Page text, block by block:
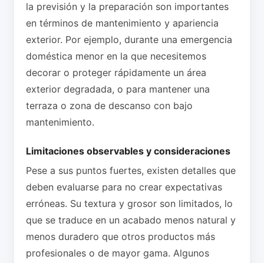
la previsión y la preparación son importantes
en términos de mantenimiento y apariencia
exterior. Por ejemplo, durante una emergencia
doméstica menor en la que necesitemos
decorar o proteger rápidamente un área
exterior degradada, o para mantener una
terraza o zona de descanso con bajo
mantenimiento.
Limitaciones observables y consideraciones
Pese a sus puntos fuertes, existen detalles que
deben evaluarse para no crear expectativas
erróneas. Su textura y grosor son limitados, lo
que se traduce en un acabado menos natural y
menos duradero que otros productos más
profesionales o de mayor gama. Algunos